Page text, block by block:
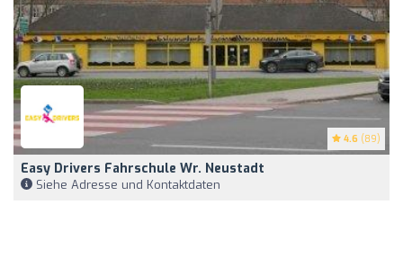
4.6 (89)
Easy Drivers Fahrschule Wr. Neustadt
Siehe Adresse und Kontaktdaten